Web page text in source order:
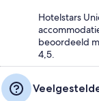
Hotelstars
beoordeeld
4,5.